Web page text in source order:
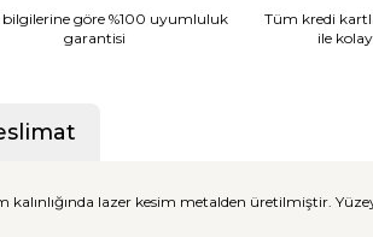
göre %100 uyumluluk
garantisi
Tüm kredi
ile
lazer kesim metalden üretilmiştir.